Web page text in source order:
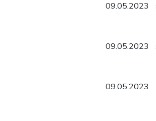
09.05.2023
09.05.2023
09.05.2023